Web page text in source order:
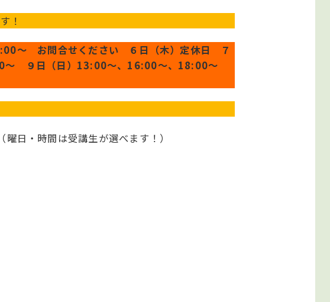
！
～ お問合せください ６日（木）定休日 ７
～ ９日（日）13:00～、16:00～、18:00～
日・時間は受講生が選べます！）